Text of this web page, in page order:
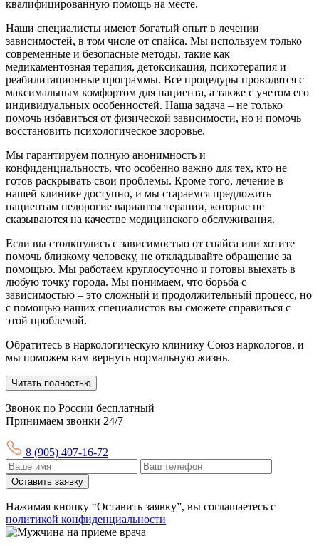
квалифицированную помощь на месте.
Наши специалисты имеют богатый опыт в лечении
зависимостей, в том числе от спайса. Мы используем только
современные и безопасные методы, такие как
медикаментозная терапия, детоксикация, психотерапия и
реабилитационные программы. Все процедуры проводятся с
максимальным комфортом для пациента, а также с учетом его
индивидуальных особенностей. Наша задача – не только
помочь избавиться от физической зависимости, но и помочь
восстановить психологическое здоровье.
Мы гарантируем полную анонимность и
конфиденциальность, что особенно важно для тех, кто не
готов раскрывать свои проблемы. Кроме того, лечение в
нашей клинике доступно, и мы стараемся предложить
пациентам недорогие варианты терапии, которые не
сказываются на качестве медицинского обслуживания.
Если вы столкнулись с зависимостью от спайса или хотите
помочь близкому человеку, не откладывайте обращение за
помощью. Мы работаем круглосуточно и готовы выехать в
любую точку города. Мы понимаем, что борьба с
зависимостью – это сложный и продолжительный процесс, но
с помощью наших специалистов вы сможете справиться с
этой проблемой.
Обратитесь в наркологическую клинику Союз наркологов, и
мы поможем вам вернуть нормальную жизнь.
Читать полностью
Звонок по России бесплатный
Принимаем звонки 24/7
8 (905) 407-16-72
Оставить заявку
Нажимая кнопку “Оставить заявку”, вы соглашаетесь с
политикой конфиденциальности